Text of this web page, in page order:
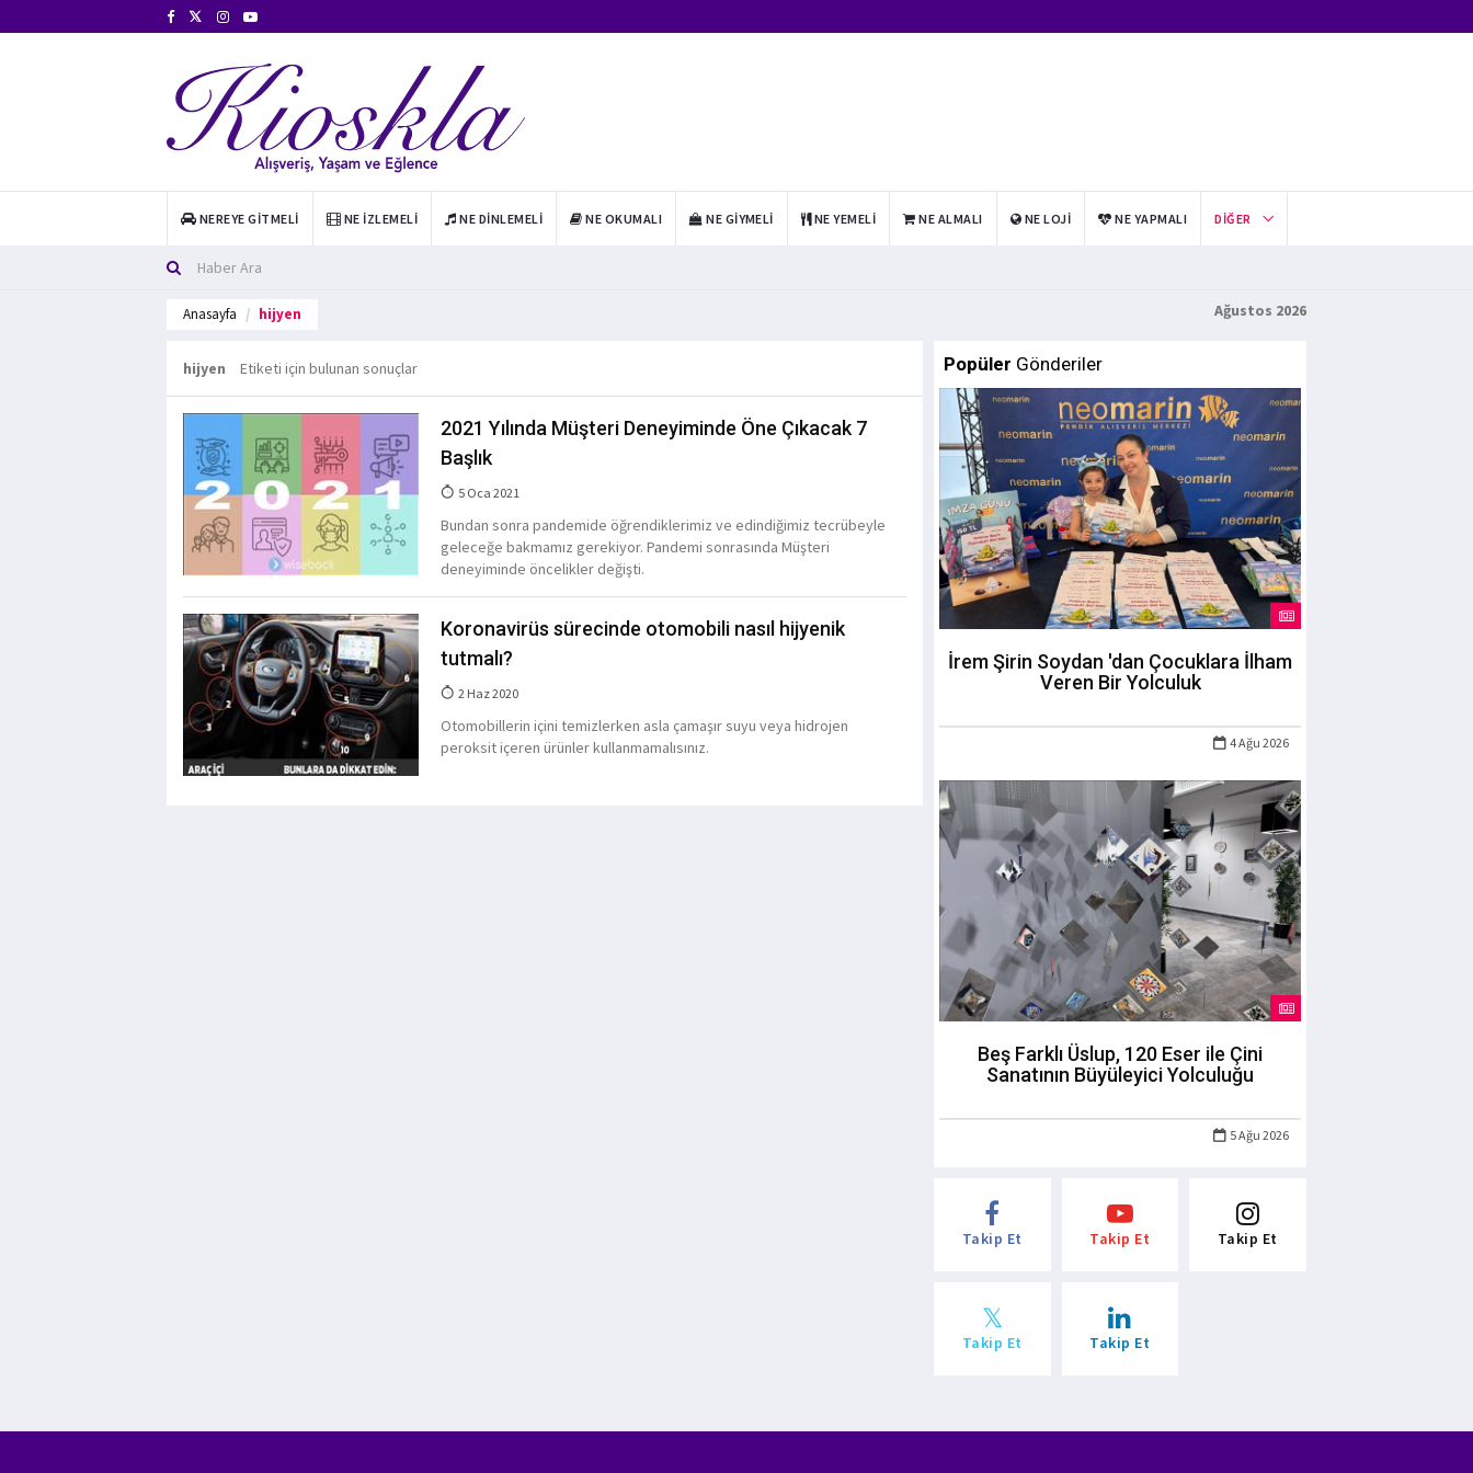
NEREYE GITMELI NE İZLEMELI NE DINLEMELI NE OKUMALI NE GIYMELI NE YEMELI NE ALMALI NE LOJI NE YAPMALI DIĞER
Anasayfa hijyen Ağustos 2026
hijyen Etiketi için bulunan sonuçlar
2021 Yılında Müşteri Deneyiminde Öne Çıkacak 7
Başlık
5 Oca 2021
Bundan sonra pandemide öğrendiklerimiz ve edindiğimiz tecrübeyle
geleceğe bakmamız gerekiyor. Pandemi sonrasında Müşteri
deneyiminde öncelikler değişti.
Koronavirüs sürecinde otomobili nasıl hijyenik
tutmalı?
2 Haz 2020
Otomobillerin içini temizlerken asla çamaşır suyu veya hidrojen
peroksit içeren ürünler kullanmamalısınız.
Popüler Gönderiler
İrem Şirin Soydan 'dan Çocuklara İlham
Veren Bir Yolculuk
4 Ağu 2026
Beş Farklı Üslup, 120 Eser ile Çini
Sanatının Büyüleyici Yolculuğu
5 Ağu 2026
Takip Et Takip Et Takip Et
Takip Et Takip Et